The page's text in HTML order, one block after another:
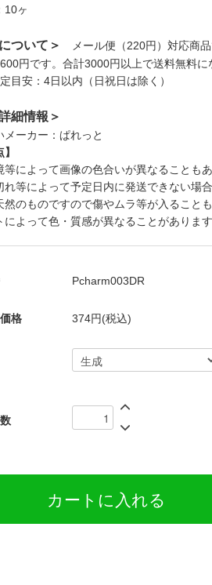
ヶ
ついて＞
メール便（220円）対応商品
円です。合計3000円以上で送料無料に
目安：4日以内（日祝日は除く）
細情報＞
ーカー：ぱれっと
等によって画像の色合いが異なることもあ
等によって予定日内に発送できない場
のものですので傷やムラ等が入ることも
よって色・質感が異なることがあります
Pcharm003DR
格 374円(税込)